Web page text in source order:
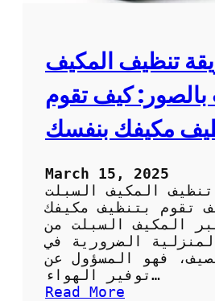
ر
د
ح
ر
ا
و
ي
ل
ص
ر
:
خ
تنظيف المكيف
كيف تقوم
مكيفك بنفسك
March 15, 2025
المكيف السبلت
تقوم بتنظيف مكيفك
المكيف السبلت من
الضرورية في
فهو المسؤول عن
توفير الهواء…
Read More